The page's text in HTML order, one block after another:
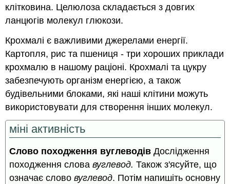
клітковина. Целюлоза складається з довгих
ланцюгів молекул глюкози.
Крохмалі є важливими джерелами енергії.
Картопля, рис та пшениця - три хороших приклади
крохмалю в нашому раціоні. Крохмалі та цукру
забезпечують організм енергією, а також
будівельними блоками, які наші клітини можуть
використовувати для створення інших молекул.
міні активність
Слово походження вуглеводів Дослідження
походження словавуглевод.Також з'ясуйте, що
означає слововуглевод. Потім напишіть основну